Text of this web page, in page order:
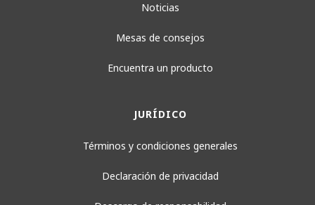
Noticias
Mesas de consejos
Encuentra un producto
JURÍDICO
Términos y condiciones generales
Declaración de privacidad